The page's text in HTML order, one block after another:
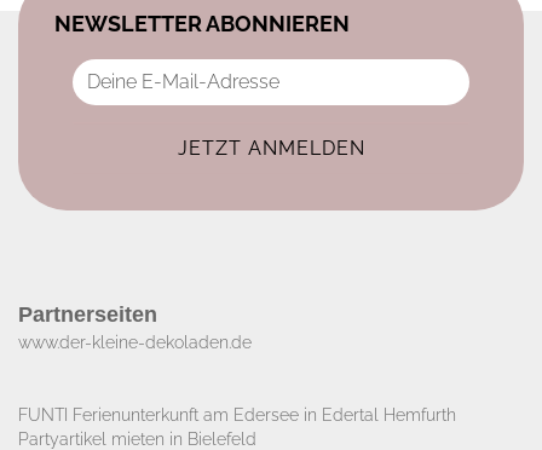
NEWSLETTER ABONNIEREN
Partnerseiten
www.der-kleine-dekoladen.de​
FUNTI Ferienunterkunft am Edersee in Edertal Hemfurth
Partyartikel mieten in Bielefeld